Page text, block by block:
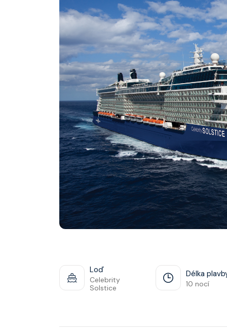
Loď
Celebrity
Solstice
Délka
10 nocí